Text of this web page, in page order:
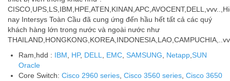
nay Intersys Toàn Cầu đã cung ứng đến hầu hết tất cả các quý
khách hàng lớn trong nước và ngoài nước như
Ram,hdd : IBM, HP, DELL, EMC, SAMSUNG, Netapp,SUN
Oracle
Core Switch: Cisco 2960 series, Cisco 3560 series, Cisco 3650